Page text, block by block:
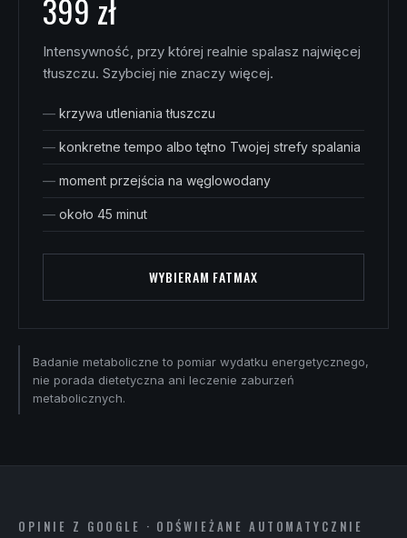
399 zł
Intensywność, przy której realnie spalasz najwięcej
tłuszczu. Szybciej nie znaczy więcej.
krzywa utleniania tłuszczu
konkretne tempo albo tętno Twojej strefy spalania
moment przejścia na węglowodany
około 45 minut
WYBIERAM FATMAX
Badanie metaboliczne to pomiar wydatku energetycznego,
nie porada dietetyczna ani leczenie zaburzeń
metabolicznych.
OPINIE Z GOOGLE · ODŚWIEŻANE AUTOMATYCZNIE